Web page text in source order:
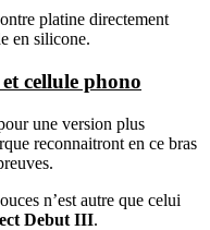
platine directement
en silicone.
cellule phono
une version plus
reconnaitront en ce bras
n’est autre que celui
Debut III.